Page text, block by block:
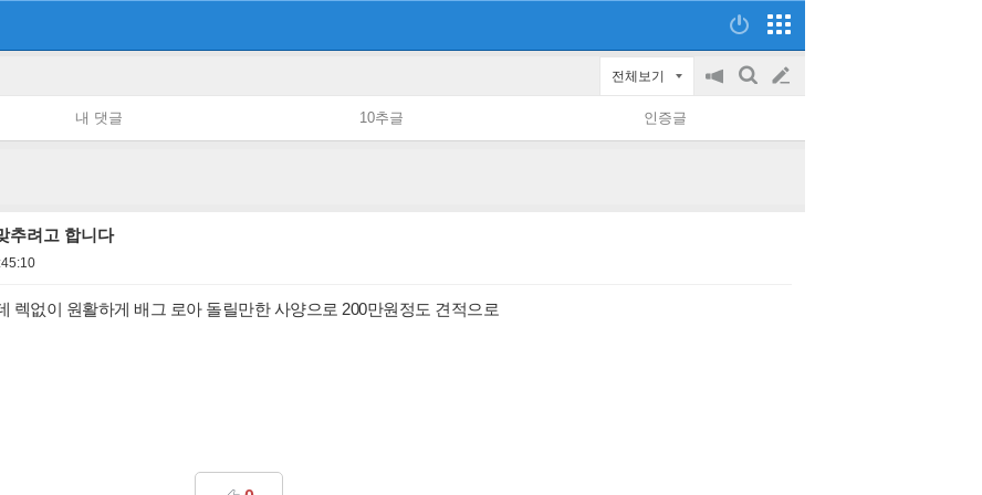
전체보기
공
on/off
검
글
쓰
내 댓글 10추글 인증글
추려고 합니다
렉없이 원활하게 배그 로아 돌릴만한 사양으로 200만원정도 견적으로